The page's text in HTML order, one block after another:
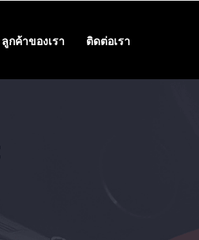
ลูกค้าของเรา ติดต่อเรา